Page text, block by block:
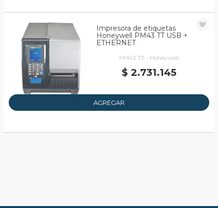
Impresora de etiquetas
Honeywell PM43 TT USB +
ETHERNET
PM43 TT - Honeywell
$ 2.731.145
AGREGAR